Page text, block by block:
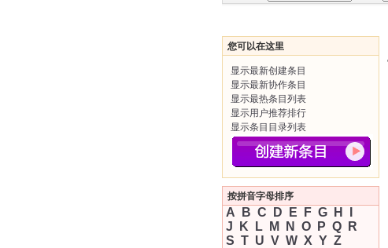
您可以在这里
显示最新创建条目
显示最新协作条目
显示最热条目列表
显示用户推荐排行
显示条目目录列表
按拼音字母排序
A B C D E F G H
J
K L M N O P Q
R
S T U V W X Y Z